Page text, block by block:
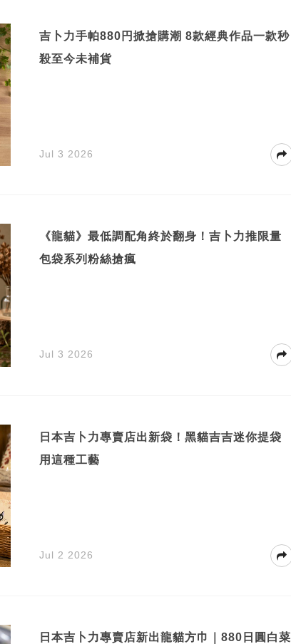
吉卜力手帕880円掀搶購潮 8款經典作品一款秒
殺至今未補貨
Jul 3 2026
《龍貓》最低調配角終於翻身！吉卜力推限量
包袋系列粉絲搶瘋
Jul 3 2026
日本吉卜力專賣店出新袋！黑貓吉吉迷你提袋
用這種工藝
Jul 2 2026
日本吉卜力專賣店新出龍貓方巾｜880日圓白菜